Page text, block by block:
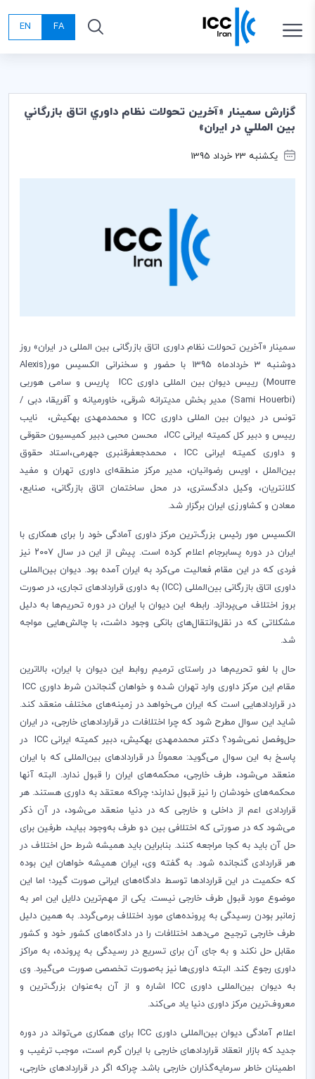
FA
EN
گزارش سمينار «آخرين تحولات نظام داوري اتاق بازرگاني
بين المللي در ايران»
یکشنبه 23 خرداد 1395
سمینار «آخرین تحولات نظام داوری اتاق بازرگانی بین المللی در ایران» روز
دوشنبه 3 خردادماه 1395 با حضور و سخنرانی الکسیس مور‌(
Alexis
Mourre) رییس دیوان بین المللی داوری ICCپاریس و سامی هوربی‌
(
Sami Houerbi) مدیر بخش مدیترانه شرقی، خاورمیانه و آفریقا، دبی /
تونس در دیوان بین المللی داوری ICCو محمدمهدی بهکیش، نایب
رییس و دبیر کل کمیته ایرانی ICC، ­ ­محسن محبی دبیر کمیسیون حقوقی
و داوری کمیته ایرانیICC ، محمدجعفرقنبری جهرمی،استاد حقوق
بین‌الملل ، اویس رضوانیان، مدیر مرکز منطقه‌ای داوری تهران و مفید
کلانتریان، وکیل دادگستری، در محل ساختمان اتاق بازرگانی، صنایع،
معادن و کشاورزی ایران برگزار شد.
الکسیس مور‌ رئیس بزرگ‌ترین مرکز داوری آمادگی خود را برای همکاری با
ایران در دوره پسابرجام اعلام کرده است. پیش از این در سال ۲۰۰۷ نیز
فردی که در این مقام فعالیت می‌کرد به ایران آمده بود. دیوان بین‌المللی
داوری اتاق بازرگانی بین‌المللی (ICC) به داوری قراردادهای تجاری، در صورت
بروز اختلاف می‌پردازد. رابطه این دیوان با ایران در دوره تحریم‌ها به دلیل
مشکلاتی که در نقل‌وانتقال‌های بانکی وجود داشت، با چالش‌هایی مواجه
شد.
حال با لغو تحریم‌ها در راستای ترمیم روابط این دیوان با ایران، بالاترین
مقام این مرکز داوری وارد تهران شده و خواهان گنجاندن شرط داوری ICC
در قراردادهایی است که ایران می‌خواهد در زمینه‌های مختلف منعقد کند.
شاید این سوال مطرح شود که چرا اختلافات در قراردادهای خارجی، در ایران
حل‌وفصل نمی‌شود؟ دکتر محمدمهدی بهکیش، دبیر کمیته ایرانیICC در
پاسخ به این سوال می‌گوید: معمولاً در قراردادهای بین‌المللی که با ایران
منعقد می‌شود، طرف خارجی، محکمه‌های ایران را قبول ندارد. البته آنها
محکمه‌های خودشان را نیز قبول ندارند؛ چراکه معتقد به داوری هستند. هر
قراردادی اعم از داخلی و خارجی که در دنیا منعقد می‌شود، در آن ذکر
می‌شود که در صورتی که اختلافی بین دو طرف به‌وجود بیاید، طرفین برای
حل آن باید به کجا مراجعه کنند. بنابراین باید همیشه شرط حل اختلاف در
هر قراردادی گنجانده شود. به گفته وی، ایران همیشه خواهان این بوده
که حکمیت در این قراردادها توسط دادگاه‌های ایرانی صورت گیرد؛ اما این
موضوع مورد قبول طرف خارجی نیست. یکی از مهم‌ترین دلایل این امر به
زمانبر بودن رسیدگی به پرونده‌های مورد اختلاف بر‌می‌گردد. به همین دلیل
طرف خارجی ترجیح می‌دهد اختلافات را در دادگاه‌های کشور خود و کشور
مقابل حل نکند و به جای آن برای تسریع در رسیدگی به پرونده، به مراکز
داوری رجوع کند. البته داوری‌ها نیز به‌صورت تخصصی صورت می‌گیرد. وی
به دیوان بین‌المللی داوری ICC اشاره و از آن به‌عنوان بزرگ‌ترین و
معروف‌ترین مرکز داوری دنیا یاد می‌کند.
اعلام آمادگی دیوان بین‌المللی داوری ICC برای همکاری می‌تواند در دوره
جدید که بازار انعقاد قراردادهای خارجی با ایران گرم است، موجب ترغیب و
اطمینان خاطر سرمایه‌گذاران خارجی باشد. چراکه اگر در قراردادهای خارجی،